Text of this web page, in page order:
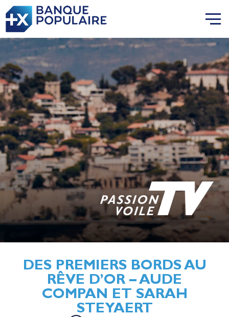
DES PREMIERS BORDS AU
RÊVE D’OR – AUDE
COMPAN ET SARAH
STEYAERT